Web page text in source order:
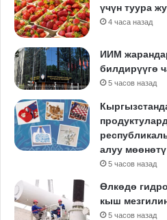
үчүн туура
4 часа назад
ИИМ
билдирүүгө
5 часов назад
алуу
5 часов назад
Өлкөдө
кыш
5 часов назад